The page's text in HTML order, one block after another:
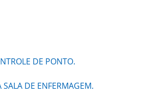
DE PONTO.
DE ENFERMAGEM.